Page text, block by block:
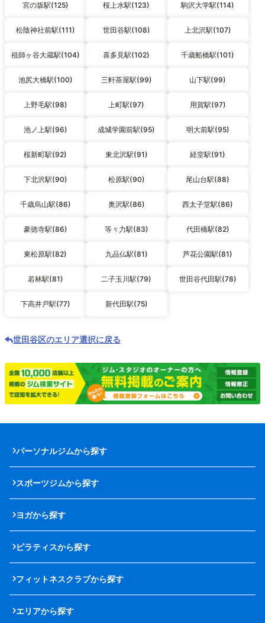
宮の坂駅(125) 桜上水駅(123) 駒沢大学駅(114)
松陰神社前駅(111) 世田谷駅(108) 上北沢駅(107)
祖師ヶ谷大蔵駅(104) 喜多見駅(102) 千歳船橋駅(101)
池尻大橋駅(100) 三軒茶屋駅(99) 山下駅(99)
上野毛駅(98) 上町駅(97) 用賀駅(97)
池ノ上駅(96) 成城学園前駅(95) 明大前駅(95)
桜新町駅(92) 東北沢駅(91) 経堂駅(91)
下北沢駅(90) 松原駅(90) 尾山台駅(88)
千歳烏山駅(86) 奥沢駅(86) 西太子堂駅(86)
豪徳寺駅(86) 等々力駅(83) 代田橋駅(82)
東松原駅(82) 九品仏駅(81) 芦花公園駅(81)
若林駅(81) 二子玉川駅(79) 世田谷代田駅(78)
下高井戸駅(77) 新代田駅(75)
世田谷区のエリア選択に戻る
パーソナルジムから探す
スポーツジムから探す
ヨガから探す
ピラティスから探す
フィットネスクラブから探す
エリアから探す